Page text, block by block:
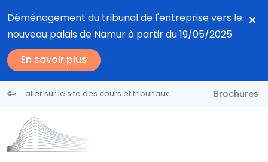
Déménagement du tribunal de l'entreprise vers le
nouveau palais de Namur à partir du 19/05/2025
En savoir plus
aller sur le site des cours et tribunaux Brochures